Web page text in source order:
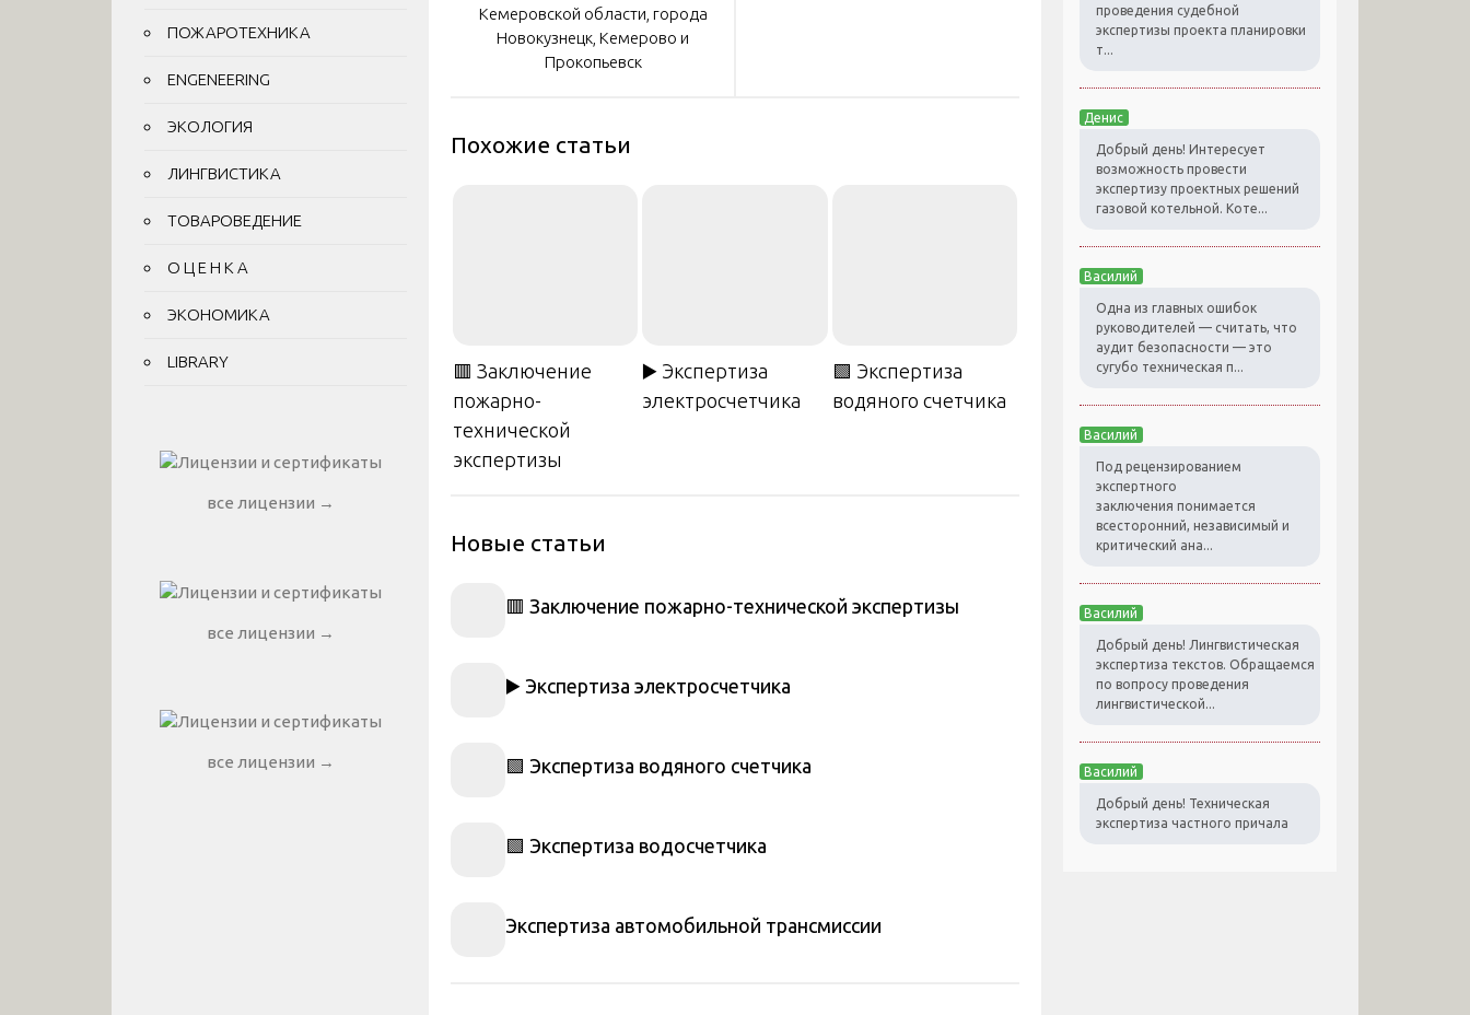
записям
Кемеровской области, города
Новокузнецк, Кемерово и
Прокопьевск
Похожие статьи
🟥 Заключение
пожарно-
технической
экспертизы
▶️ Экспертиза
электросчетчика
🟩 Экспертиза
водяного счетчика
Новые статьи
🟥 Заключение пожарно-технической экспертизы
▶️ Экспертиза электросчетчика
🟩 Экспертиза водяного счетчика
🟩 Экспертиза водосчетчика
Экспертиза автомобильной трансмиссии
ПОЖАРОТЕХНИКА
ENGENEERING
ЭКОЛОГИЯ
ЛИНГВИСТИКА
ТОВАРОВЕДЕНИЕ
О Ц Е Н К А
ЭКОНОМИКА
LIBRARY
все лицензии →
все лицензии →
все лицензии →
проведения судебной
экспертизы проекта планировки
т...
Денис
Добрый день! Интересует
возможность провести
экспертизу проектных решений
газовой котельной. Коте...
Василий
Одна из главных ошибок
руководителей — считать, что
аудит безопасности — это
сугубо техническая п...
Василий
Под рецензированием
экспертного
заключения понимается
всесторонний, независимый и
критический ана...
Василий
Добрый день! Лингвистическая
экспертиза текстов. Обращаемся
по вопросу проведения
лингвистической...
Василий
Добрый день! Техническая
экспертиза частного причала